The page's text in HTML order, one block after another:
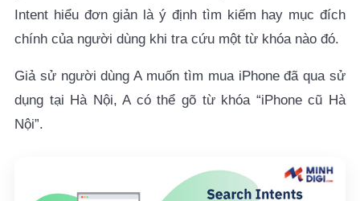
5. Cách xác định Search Intent chính xác
5.1. Nhận biết qua dấu hiệu về từ ngữ
5.2. Nhận biết trên định dạng SERPs
6. Checklist tối ưu Search Intent hiệu quả 2025
Intent hiểu đơn giản là ý định tìm kiếm hay mục đích
chính của người dùng khi tra cứu một từ khóa nào đó.
Giả sử người dùng A muốn tìm mua iPhone đã qua sử
dụng tại Hà Nội, A có thể gõ từ khóa “iPhone cũ Hà
Nội”.